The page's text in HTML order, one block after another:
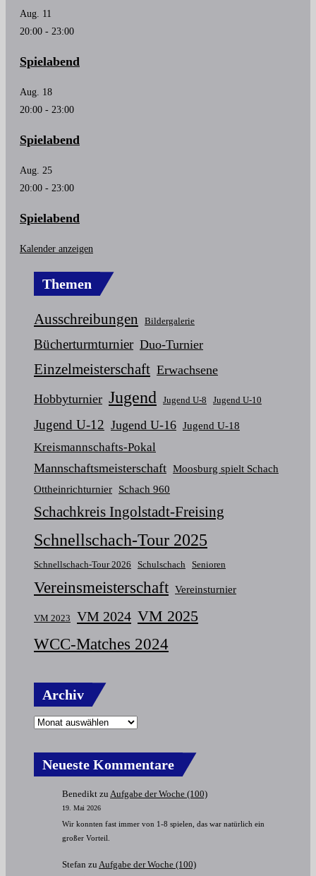
Aug. 11
20:00 - 23:00
Spielabend
Aug. 18
20:00 - 23:00
Spielabend
Aug. 25
20:00 - 23:00
Spielabend
Kalender anzeigen
Themen
Ausschreibungen Bildergalerie
Bücherturmturnier Duo-Turnier
Einzelmeisterschaft Erwachsene
Hobbyturnier Jugend Jugend U-8 Jugend U-10
Jugend U-12 Jugend U-16 Jugend U-18
Kreismannschafts-Pokal
Mannschaftsmeisterschaft Moosburg spielt Schach
Ottheinrichturnier Schach 960
Schachkreis Ingolstadt-Freising
Schnellschach-Tour 2025
Schnellschach-Tour 2026 Schulschach Senioren
Vereinsmeisterschaft Vereinsturnier
VM 2023 VM 2024 VM 2025
WCC-Matches 2024
Archiv
Neueste Kommentare
Benedikt zu Aufgabe der Woche (100)
19. Mai 2026
Wir konnten fast immer von 1-8 spielen, das war natürlich ein
großer Vorteil.
Stefan zu Aufgabe der Woche (100)